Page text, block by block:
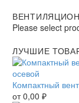
Please select
ЛУЧШИЕ
Компактный
от0,00 ₽